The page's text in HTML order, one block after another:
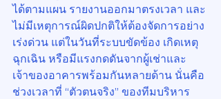
ได้ตามแผน รายงานออกมาตรงเวลา และ
ไม่มีเหตุการณ์ผิดปกติให้ต้องจัดการอย่าง
เร่งด่วน แต่ในวันที่ระบบขัดข้อง เกิดเหตุ
ฉุกเฉิน หรือมีแรงกดดันจากผู้เช่าและ
เจ้าของอาคารพร้อมกันหลายด้าน นั่นคือ
ช่วงเวลาที่ “ตัวตนจริง” ของทีมบริหาร